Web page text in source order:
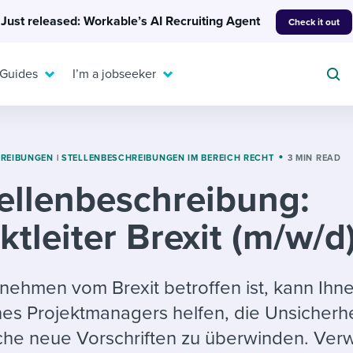
Just released: Workable’s AI Recruiting Agent Check it out
candidates
hiring pipelines
Or browse by
A flexible workplace
means new ways of
working. Pick up tips
templates
checklists
& reports
To hear from others:
EXPERT INSIGHTS
Get insights, guidance,
and tips from those in
the know.
I’m a jobseeker
resources
For your job search:
INTERVIEWS & ANSWERS
Typical interview
answers for each.
| STELLENBESCHREIBUNGEN IM BEREICH RECHT 3 MIN READ
Brexit (m/w/
vom Brexit betroffen ist, kann
Projektmanagers helfen, die
neue Vorschriften zu überwinden.